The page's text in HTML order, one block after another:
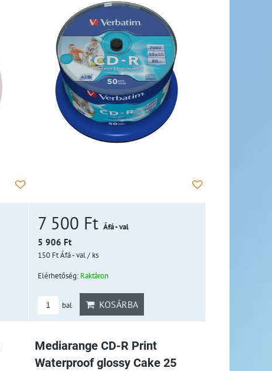
7 500 FtÁfá - val
5 906 Ft
150 FtÁfá - val/ ks
Elérhetőség: Raktáron
bal KOSÁRBA
Mediarange CD-R Print
Waterproof glossy Cake 25